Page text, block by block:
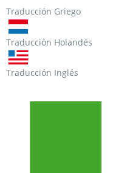
Traducción Griego
Traducción Holandés
Traducción Inglés